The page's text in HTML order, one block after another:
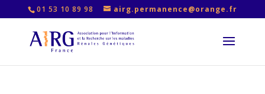
01 53 10 89 98 airg.permanence@orange.fr